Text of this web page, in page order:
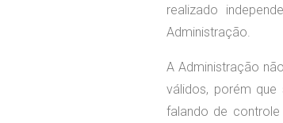
realizado
Administração.
A Administração
válidos, porém
falando de